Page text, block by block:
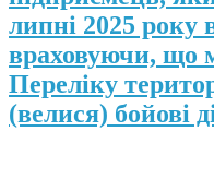
липні 2025 року
враховуючи, що
Переліку
(велися) бойові